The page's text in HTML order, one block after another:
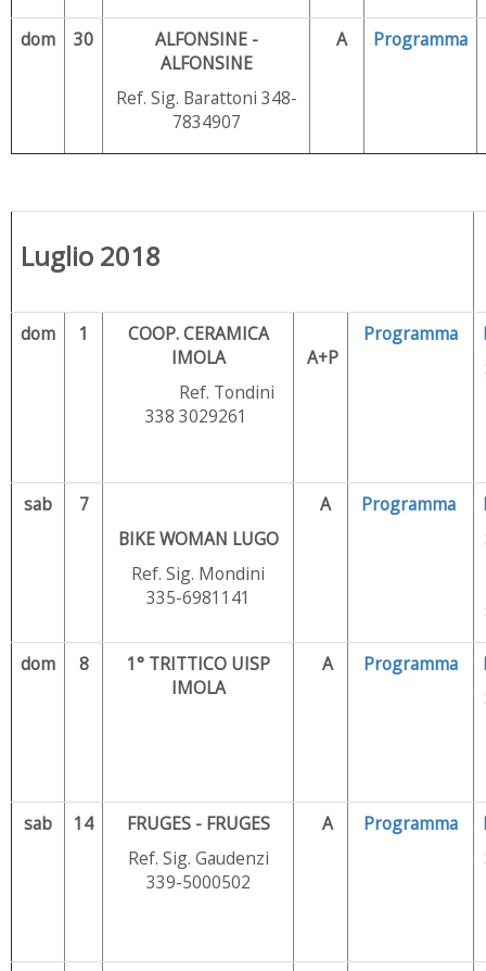
dom 30
ALFONSINE -
ALFONSINE
Ref. Sig. Barattoni 348-
7834907
A Programma
Luglio 2018
dom 1
COOP. CERAMICA
IMOLA
Ref. Tondini
338 3029261
A+P
Programma
sab
7
BIKE WOMAN LUGO
Ref. Sig. Mondini
335-6981141
A Programma
dom 8
1° TRITTICO UISP
IMOLA
A Programma
sab 14
FRUGES - FRUGES
Ref. Sig. Gaudenzi
339-5000502
A Programma